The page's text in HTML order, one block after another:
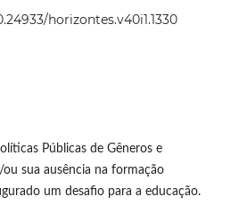
horizontes.v40i1.1330
Públicas de Gêneros e
ou sua ausência na formação
um desafio para a educação.